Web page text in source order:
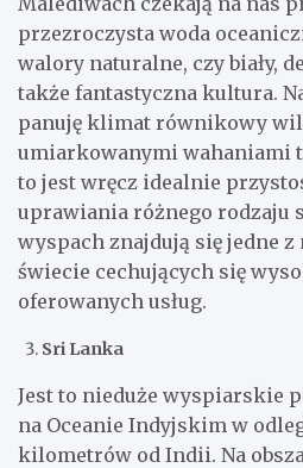
przezroczysta woda
walory naturalne, czy biały,
także fantastyczna kultura.
panuję klimat równikowy
umiarkowanymi wahaniami
to jest wręcz idealnie
uprawiania różnego rodzaju
wyspach znajdują się jedne
świecie cechujących się
oferowanych usług.
Sri Lanka
Jest to nieduże wyspiarskie
na Oceanie Indyjskim w
kilometrów od Indii. Na